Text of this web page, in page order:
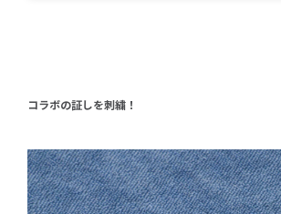
コラボの証しを刺繍！